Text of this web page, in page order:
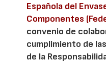
Española del
Componentes
convenio de
cumplimiento de
de la